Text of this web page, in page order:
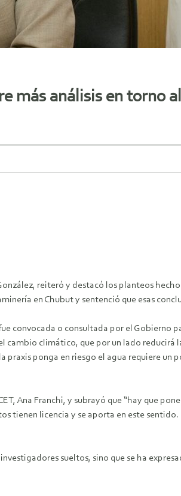
más análisis en torno
reiteró y destacó los planteos
en Chubut y sentenció que esas
convocada o consultada por el Gobierno
cambio climático, que por un lado
ponga en riesgo el agua requiere un
Ana Franchi, y subrayó que “hay que
tienen licencia y se aporta en este
sueltos, sino que se ha